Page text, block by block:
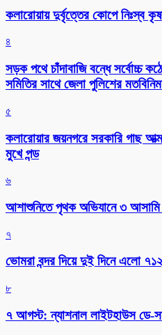
কলারোয়ায় দুর্বৃত্তের কোপে নিঃস্ব
৪
সড়ক পথে চাঁদাবাজি বন্ধে সর্বোচ্চ
সমিতির সাথে জেলা পুলিশের
৫
কলারোয়ার জয়নগরে সরকারি গাছ
মুখে পন্ড
৬
আশাশুনিতে পৃথক অভিযানে ৩ আসামি
৭
ভোমরা বন্দর দিয়ে দুই দিনে এলো
৮
৭ আগস্ট: ন্যাশনাল লাইটহাউস ডে-